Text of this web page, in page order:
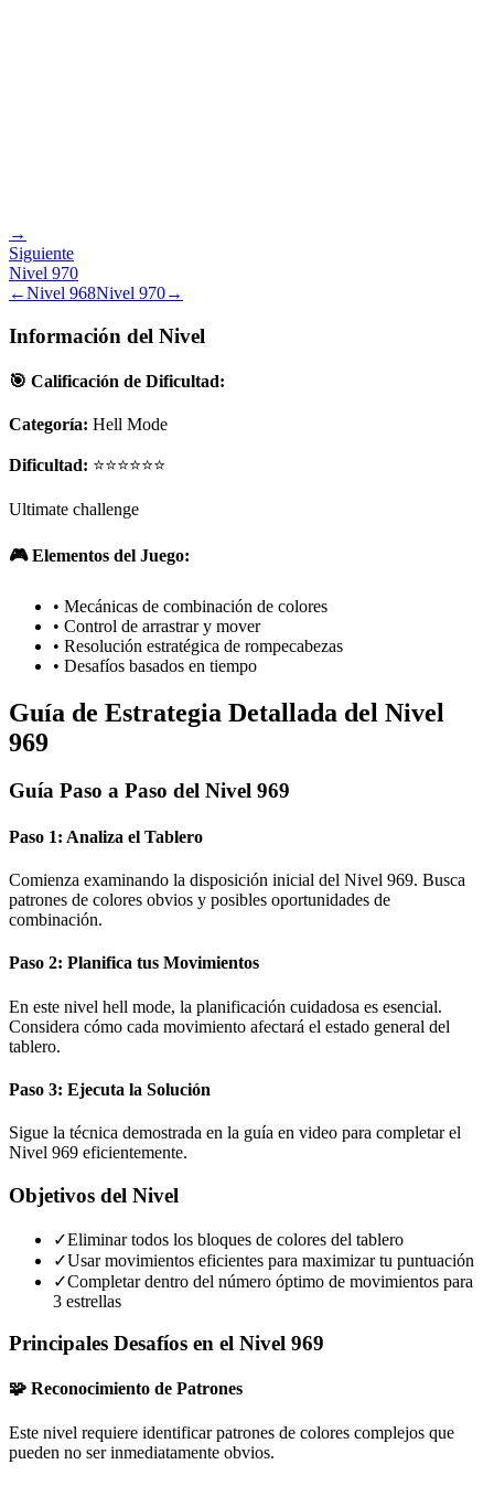
→
Siguiente
Nivel 970
←Nivel 968Nivel 970→
Información del Nivel
🎯 Calificación de Dificultad:
Categoría: Hell Mode
Dificultad: ⭐⭐⭐⭐⭐⭐
Ultimate challenge
🎮 Elementos del Juego:
• Mecánicas de combinación de colores
• Control de arrastrar y mover
• Resolución estratégica de rompecabezas
• Desafíos basados en tiempo
Guía de Estrategia Detallada del Nivel
969
Guía Paso a Paso del Nivel 969
Paso 1: Analiza el Tablero
Comienza examinando la disposición inicial del Nivel 969. Busca
patrones de colores obvios y posibles oportunidades de
combinación.
Paso 2: Planifica tus Movimientos
En este nivel hell mode, la planificación cuidadosa es esencial.
Considera cómo cada movimiento afectará el estado general del
tablero.
Paso 3: Ejecuta la Solución
Sigue la técnica demostrada en la guía en video para completar el
Nivel 969 eficientemente.
Objetivos del Nivel
✓Eliminar todos los bloques de colores del tablero
✓Usar movimientos eficientes para maximizar tu puntuación
✓Completar dentro del número óptimo de movimientos para
3 estrellas
Principales Desafíos en el Nivel 969
🧩 Reconocimiento de Patrones
Este nivel requiere identificar patrones de colores complejos que
pueden no ser inmediatamente obvios.